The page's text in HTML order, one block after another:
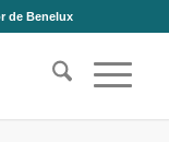
de Benelux